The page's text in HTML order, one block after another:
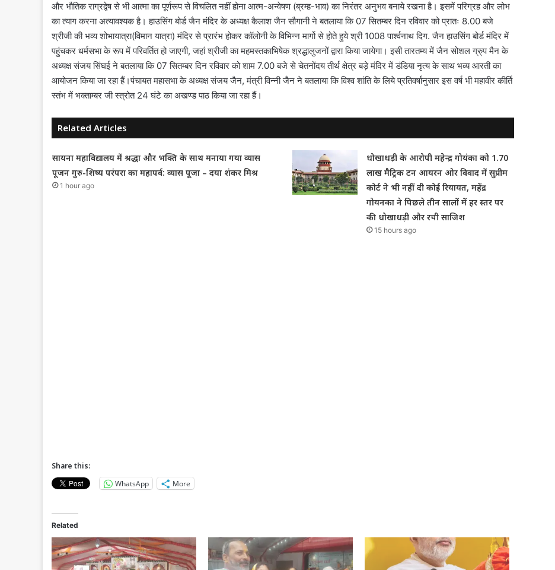
और भौतिक राग्रद्वेष से भी आत्मा का पूर्णरूप से विचलित नहीं होना आत्म-अन्वेषण (ब्रम्ह-भाव) का निरंतर अनुभव बनाये रखना है। इसमें परिग्रह और लोभ
का त्याग करना अत्यावश्यक है। हाउसिंग बोर्ड जैन मंदिर के अध्यक्ष कैलाश जैन सौगानी ने बतलाया कि 07 सितम्बर दिन रविवार को प्रातः 8.00 बजे
श्रीजी की भव्य शोभायात्रा(विमान यात्रा) मंदिर से प्रारंभ होकर कॉलोनी के विभिन्न मार्गो से होते हुये श्री 1008 पार्श्वनाथ दिग. जैन हाउसिंग बोर्ड मंदिर में
पहुंचकर धर्मसभा के रूप में परिवर्तित हो जाएगी, जहां श्रीजी का महमस्तकाभिषेक श्रद्धालुजनों द्वारा किया जायेगा। इसी तारतम्य में जैन सोशल ग्रु्प मैन के
अध्यक्ष संजय सिंघई ने बतलाया कि 07 सितम्बर दिन रविवार को शाम 7.00 बजे से चेतनोंदय तीर्थ क्षेत्र बड़े मंदिर में डंडिया नृत्य के साथ भव्य आरती का
आयोजन किया जा रहा हैं।पंचायत महासभा के अध्यक्ष संजय जैन, मंत्री विन्नी जैन ने बतलाया कि विश्व शांति के लिये प्रतिवर्षानुसार इस वर्ष भी महावीर कीर्ति
स्तंभ में भक्ताम्बर जी स्त्रोत 24 घंटे का अखण्ड पाठ किया जा रहा हैं।
Related Articles
सायना महाविद्यालय में श्रद्धा और भक्ति के साथ मनाया गया व्यास
पूजन गुरु-शिष्य परंपरा का महापर्व: व्यास पूजा – दया शंकर मिश्र
1 hour ago
धोखाधड़ी के आरोपी महेन्द्र गोयंका को 1.70
लाख मैट्रिक टन आयरन ओर विवाद में सुप्रीम
कोर्ट ने भी नहीं दी कोई रियायत, महेंद्र
गोयनका ने पिछले तीन सालों में हर स्तर पर
की धोखाधड़ी और रची साजिश
15 hours ago
Share this:
WhatsApp
More
Related